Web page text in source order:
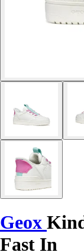
Geox
Fast In